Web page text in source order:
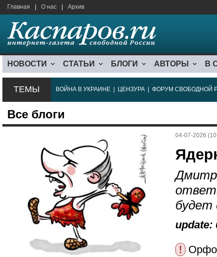
Главная О нас Архив
НОВОСТИ СТАТЬИ БЛОГИ АВТОРЫ В
ТЕМЫ ВОЙНА В УКРАИНЕ ЦЕНЗУРА ФОРУМ СВОБОДНОЙ
Все блоги
04-07-2026
update:
!